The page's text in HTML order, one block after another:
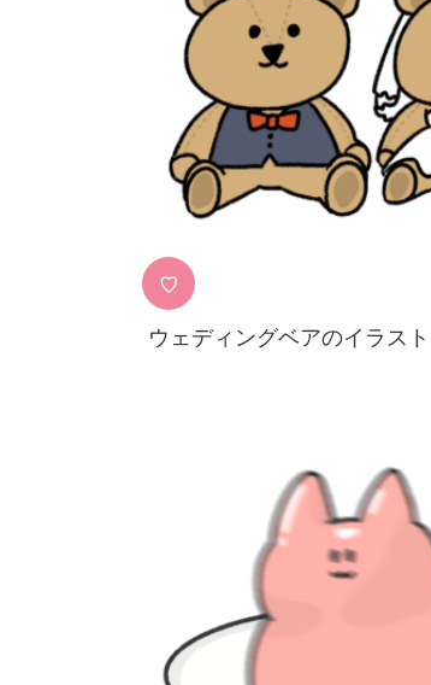
♡
ウェディングベアのイラスト